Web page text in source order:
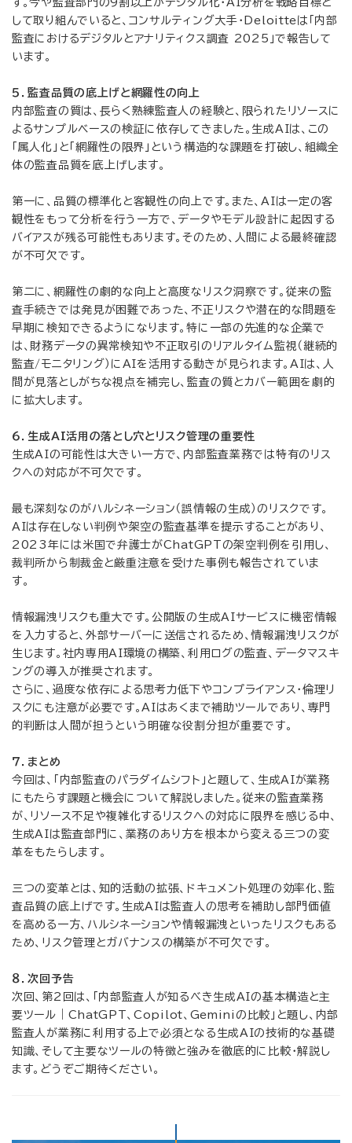
す。今や監査部門の9割以上がデジタル化・AI分析を戦略目標と
して取り組んでいると、コンサルティング大手・Deloitteは「内部
監査におけるデジタルとアナリティクス調査 2025」で報告して
います。
５．監査品質の底上げと網羅性の向上
内部監査の質は、長らく熟練監査人の経験と、限られたリソースに
よるサンプルベースの検証に依存してきました。生成AIは、この
「属人化」と「網羅性の限界」という構造的な課題を打破し、組織全
体の監査品質を底上げします。
第一に、品質の標準化と客観性の向上です。また、AIは一定の客
観性をもって分析を行う一方で、データやモデル設計に起因する
バイアスが残る可能性もあります。そのため、人間による最終確認
が不可欠です。
第二に、網羅性の劇的な向上と高度なリスク洞察です。従来の監
査手続きでは発見が困難であった、不正リスクや潜在的な問題を
早期に検知できるようになります。特に一部の先進的な企業で
は、財務データの異常検知や不正取引のリアルタイム監視（継続的
監査/モニタリング）にAIを活用する動きが見られます。AIは、人
間が見落としがちな視点を補完し、監査の質とカバー範囲を劇的
に拡大します。
６．生成AI活用の落とし穴とリスク管理の重要性
生成AIの可能性は大きい一方で、内部監査業務では特有のリス
クへの対応が不可欠です。
最も深刻なのがハルシネーション（誤情報の生成）のリスクです。
AIは存在しない判例や架空の監査基準を提示することがあり、
2023年には米国で弁護士がChatGPTの架空判例を引用し、
裁判所から制裁金と厳重注意を受けた事例も報告されていま
す。
情報漏洩リスクも重大です。公開版の生成AIサービスに機密情報
を入力すると、外部サーバーに送信されるため、情報漏洩リスクが
生じます。社内専用AI環境の構築、利用ログの監査、データマスキ
ングの導入が推奨されます。
さらに、過度な依存による思考力低下やコンプライアンス・倫理リ
スクにも注意が必要です。AIはあくまで補助ツールであり、専門
的判断は人間が担うという明確な役割分担が重要です。
７．まとめ
今回は、「内部監査のパラダイムシフト」と題して、生成AIが業務
にもたらす課題と機会について解説しました。従来の監査業務
が、リソース不足や複雑化するリスクへの対応に限界を感じる中、
生成AIは監査部門に、業務のあり方を根本から変える三つの変
革をもたらします。
三つの変革とは、知的活動の拡張、ドキュメント処理の効率化、監
査品質の底上げです。生成AIは監査人の思考を補助し部門価値
を高める一方、ハルシネーションや情報漏洩といったリスクもある
ため、リスク管理とガバナンスの構築が不可欠です。
８．次回予告
次回、第2回は、「内部監査人が知るべき生成AIの基本構造と主
要ツール｜ChatGPT、Copilot、Geminiの比較」と題し、内部
監査人が業務に利用する上で必須となる生成AIの技術的な基礎
知識、そして主要なツールの特徴と強みを徹底的に比較・解説し
ます。どうぞご期待ください。